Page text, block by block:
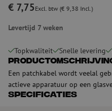
€ 7,75 Excl. btw (€ 9,38 Incl.)
Levertijd 7 weken
Topkwaliteit Snelle levering
Een patchkabel wordt veelal
actieve apparatuur op een
Specificaties